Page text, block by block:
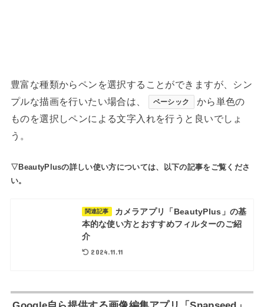
豊富な種類からペンを選択することができますが、シン
プルな描画を行いたい場合は、
ベーシック
から単色の
ものを選択しペンによる文字入れを行うと良いでしょ
う。
▽BeautyPlusの詳しい使い方については、以下の記事をご覧くださ
い。
関連記事
カメラアプリ「BeautyPlus」の基
本的な使い方とおすすめフィルターのご紹
介
2024.11.11